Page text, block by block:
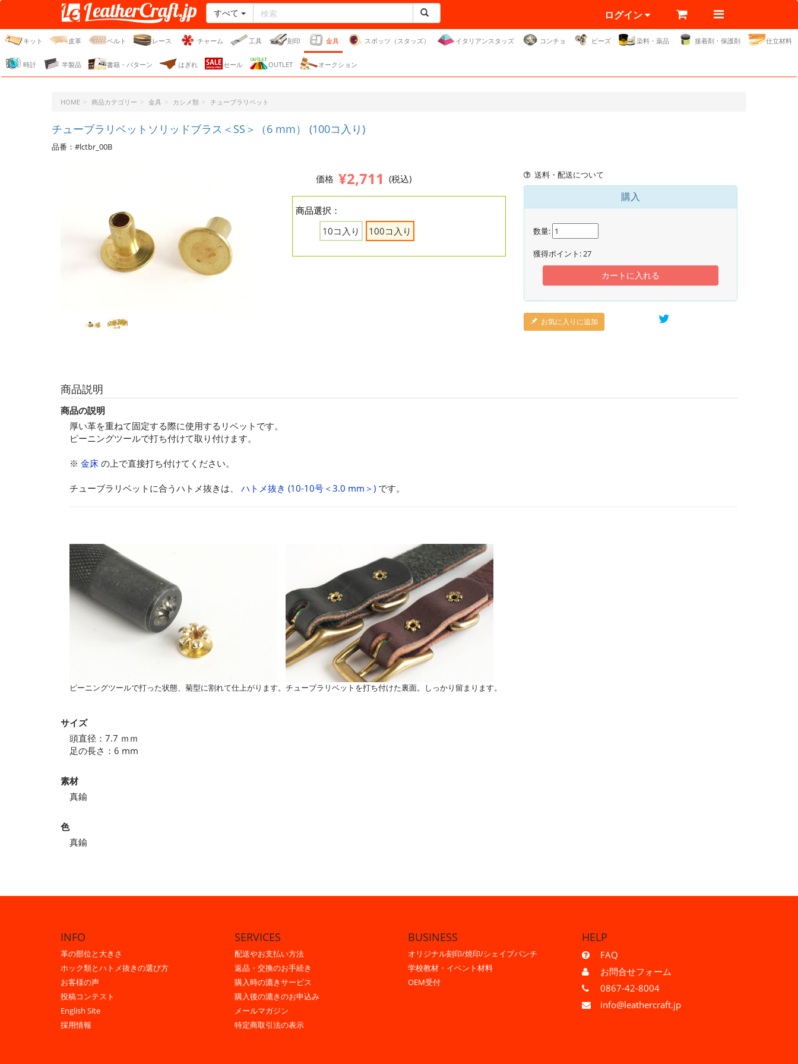
レザークラフト・ドット・
ジェーピー
すべて ログイン
キット 皮革 ベルト レース チャーム 工具 刻印 金具 スポッツ（スタッズ） イタリアンスタッズ コンチョ ビーズ 染料・薬品 接着剤・保護剤 仕立材料
時計 半製品 書籍・パターン はぎれ セール OUTLET オークション
HOME 商品カテゴリー 金具 カシメ類 チューブラリベット
チューブラリベットソリッドブラス＜SS＞（6 mm） (100コ入り)
品番：#lctbr_00B
価格 ¥2,711 (税込)
商品選択：
10コ入り
100コ入り
送料・配送について
購入
数量:
獲得ポイント:27
カートに入れる
お気に入りに追加
商品説明
商品の説明
厚い革を重ねて固定する際に使用するリベットです。
ピーニングツールで打ち付けて取り付けます。
※ 金床 の上で直接打ち付けてください。
チューブラリベットに合うハトメ抜きは、 ハトメ抜き (10-10号＜3.0 mm＞) です。
ピーニングツールで打った状態、菊型に割れて仕上がります。 チューブラリベットを打ち付けた裏面。しっかり留まります。
サイズ
頭直径：7.7 ｍｍ
足の長さ：6 mm
素材
真鍮
色
真鍮
INFO
革の部位と大きさ
ホック類とハトメ抜きの選び方
お客様の声
投稿コンテスト
English Site
採用情報
SERVICES
配送やお支払い方法
返品・交換のお手続き
購入時の漉きサービス
購入後の漉きのお申込み
メールマガジン
特定商取引法の表示
BUSINESS
オリジナル刻印/焼印/シェイプパンチ
学校教材・イベント材料
OEM受付
HELP
FAQ
お問合せフォーム
0867-42-8004
info@leathercraft.jp